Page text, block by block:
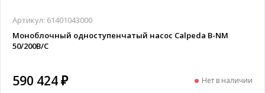
Артикул: 61401043000
Моноблочный одноступенчатый насос Calpeda B-NM
50/200B/C
590 424 ₽ Нет в наличии